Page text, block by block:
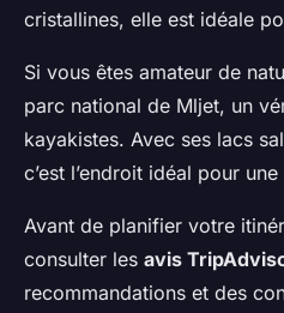
cristallines, elle est idéale
Si vous êtes amateur de
parc national de Mljet, un
kayakistes. Avec ses lacs
c’est l’endroit idéal pour
Avant de planifier votre
consulter les avis
recommandations et des